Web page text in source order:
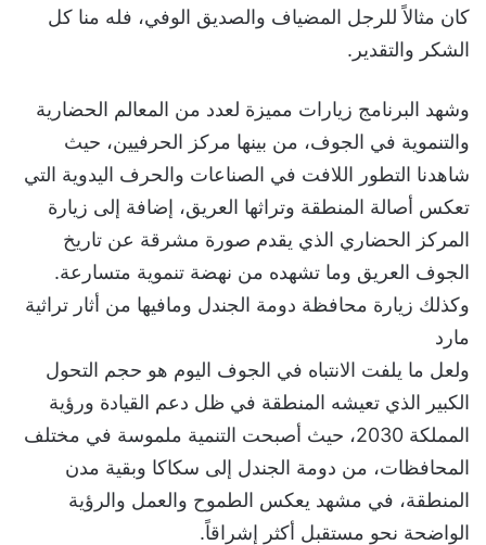
كان مثالاً للرجل المضياف والصديق الوفي، فله منا كل
الشكر والتقدير.
وشهد البرنامج زيارات مميزة لعدد من المعالم الحضارية
والتنموية في الجوف، من بينها مركز الحرفيين، حيث
شاهدنا التطور اللافت في الصناعات والحرف اليدوية التي
تعكس أصالة المنطقة وتراثها العريق، إضافة إلى زيارة
المركز الحضاري الذي يقدم صورة مشرقة عن تاريخ
الجوف العريق وما تشهده من نهضة تنموية متسارعة.
وكذلك زيارة محافظة دومة الجندل ومافيها من أثار تراثية
مارد
ولعل ما يلفت الانتباه في الجوف اليوم هو حجم التحول
الكبير الذي تعيشه المنطقة في ظل دعم القيادة ورؤية
المملكة 2030، حيث أصبحت التنمية ملموسة في مختلف
المحافظات، من دومة الجندل إلى سكاكا وبقية مدن
المنطقة، في مشهد يعكس الطموح والعمل والرؤية
الواضحة نحو مستقبل أكثر إشراقاً.